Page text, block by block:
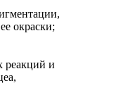
окраски;
реакций и